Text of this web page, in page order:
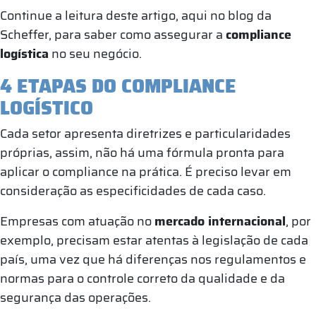
Continue a leitura deste artigo, aqui no blog da
Scheffer, para saber como assegurar acompliance
logística no seu negócio.
4 ETAPAS DO COMPLIANCE
LOGÍSTICO
Cada setor apresenta diretrizes e particularidades
próprias, assim, não há uma fórmula pronta para
aplicar o compliance na prática. É preciso levar em
consideração as especificidades de cada caso.
Empresas com atuação nomercado internacional, por
exemplo, precisam estar atentas à legislação de cada
país, uma vez que há diferenças nos regulamentos e
normas para o controle correto da qualidade e da
segurança das operações.